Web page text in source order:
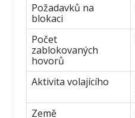
Požadavků na
blokaci
Počet
zablokovaných
hovorů
Aktivita volajícího
Země